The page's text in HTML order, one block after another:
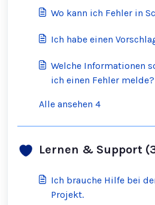
Wo kann ich Fehler in
Ich habe einen
Welche Informationen
ich einen Fehler melde?
Alle ansehen 4
Lernen & Support
Ich brauche Hilfe bei
Projekt.